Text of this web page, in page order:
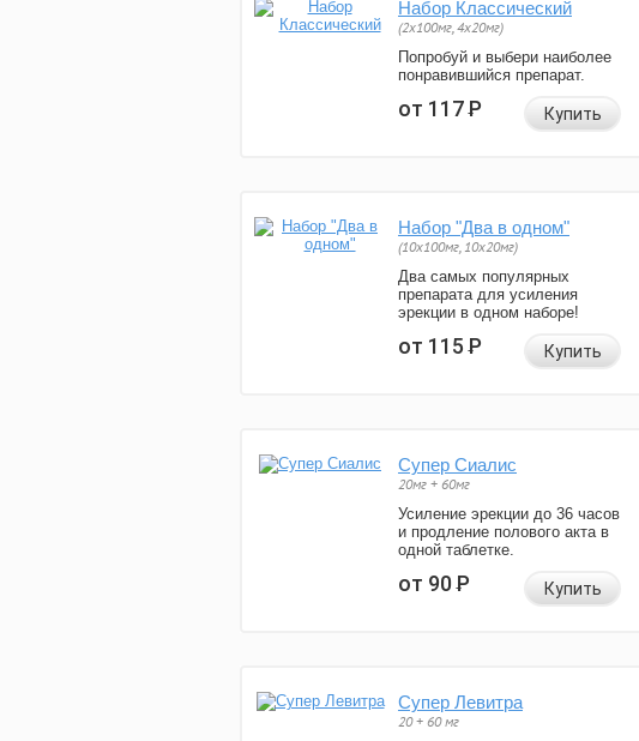
Набор Классический
(2x100мг, 4x20мг)
Попробуй и выбери наиболее
понравившийся препарат.
от 117Р Купить
Набор "Два в одном"
(10x100мг, 10x20мг)
Два самых популярных
препарата для усиления
эрекции в одном наборе!
от 115Р Купить
Супер Сиалис
20мг + 60мг
Усиление эрекции до 36 часов
и продление полового акта в
одной таблетке.
от 90Р Купить
Супер Левитра
20 + 60 мг